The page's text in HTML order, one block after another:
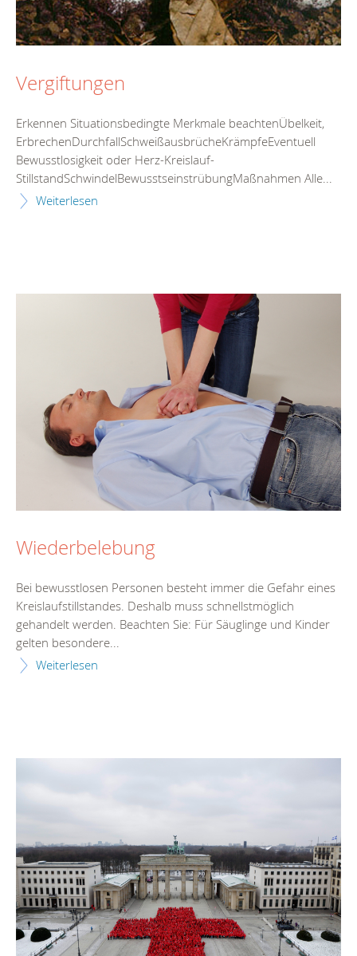
Vergiftungen
Erkennen Situationsbedingte Merkmale beachtenÜbelkeit,
ErbrechenDurchfallSchweißausbrücheKrämpfeEventuell
Bewusstlosigkeit oder Herz-Kreislauf-
StillstandSchwindelBewusstseinstrübungMaßnahmen Alle...
Weiterlesen
Wiederbelebung
Bei bewusstlosen Personen besteht immer die Gefahr eines
Kreislaufstillstandes. Deshalb muss schnellstmöglich
gehandelt werden. Beachten Sie: Für Säuglinge und Kinder
gelten besondere...
Weiterlesen